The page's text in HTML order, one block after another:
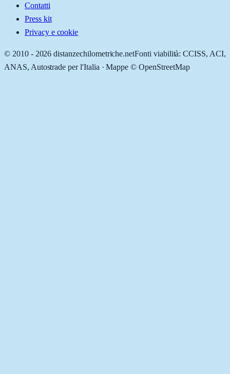
Contatti
Press kit
Privacy e cookie
© 2010 - 2026 distanzechilometriche.netFonti viabilità: CCISS, ACI,
ANAS, Autostrade per l'Italia · Mappe © OpenStreetMap